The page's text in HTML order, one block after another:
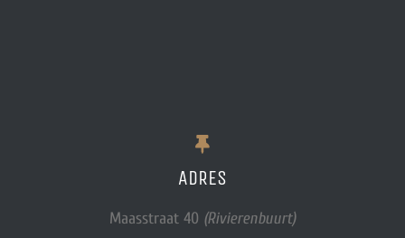
ADRES
Maasstraat 40 (Rivierenbuurt)